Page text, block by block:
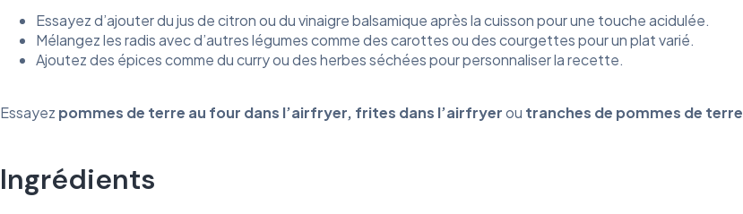
Essayez d’ajouter du jus de citron ou du vinaigre balsamique après la cuisson pour une touche acidulée.
Mélangez les radis avec d’autres légumes comme des carottes ou des courgettes pour un plat varié.
Ajoutez des épices comme du curry ou des herbes séchées pour personnaliser la recette.
Essayez pommes de terre au four dans l’airfryer, frites dans l’airfryerou tranches de pommes de terre
Ingrédients